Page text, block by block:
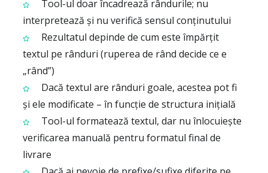
Tool-ul doar încadrează rândurile; nu
interpretează și nu verifică sensul conținutului
Rezultatul depinde de cum este împărțit
textul pe rânduri (ruperea de rând decide ce e
„rând”)
Dacă textul are rânduri goale, acestea pot fi
și ele modificate – în funcție de structura inițială
Tool-ul formatează textul, dar nu înlocuiește
verificarea manuală pentru formatul final de
livrare